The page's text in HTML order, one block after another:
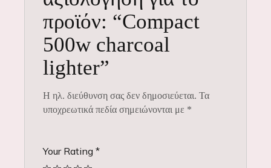
προϊόν: “Compact
500w charcoal
lighter”
Η ηλ. διεύθυνση σας δεν δημοσιεύεται. Τα
υποχρεωτικά πεδία σημειώνονται με *
Your Rating*